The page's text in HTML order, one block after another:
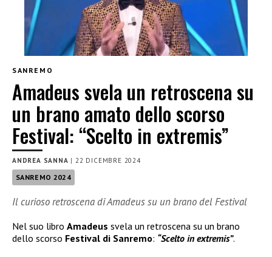
SANREMO
Amadeus svela un retroscena su
un brano amato dello scorso
Festival: “Scelto in extremis”
ANDREA SANNA |22 DICEMBRE 2024
SANREMO 2024
Il curioso retroscena di Amadeus su un brano del Festival
Nel suo libro Amadeus svela un retroscena su un brano
dello scorso Festival di Sanremo: “Scelto in extremis”.